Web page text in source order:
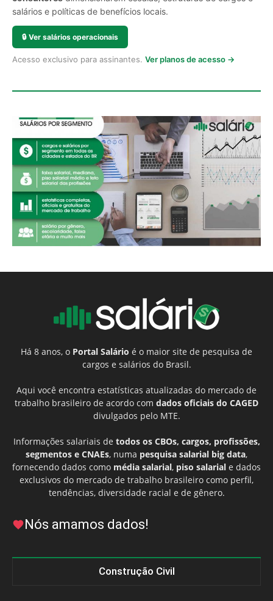
salários e políticas de benefícios locais.
🔒 Ver salários operacionais
Acesso exclusivo para assinantes. Ver planos de acesso →
Há 8 anos, o Portal Salário é o maior site de pesquisa de
cargos e salários do Brasil.
Aqui você encontra estatísticas atualizadas do mercado de
trabalho brasileiro de acordo com dados oficiais do CAGED
divulgados pelo MTE.
Informações salariais de todos os CBOs, cargos, profissões,
segmentos e CNAEs, numa pesquisa salarial big data,
fornecendo dados como média salarial, piso salarial e dados
exclusivos do mercado de trabalho brasileiro como perfil,
tendências, diversidade racial e de gênero.
Nós amamos dados!
Construção Civil